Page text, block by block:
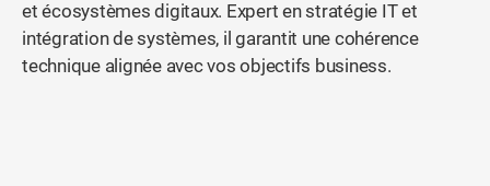
et écosystèmes digitaux. Expert en stratégie IT et
intégration de systèmes, il garantit une cohérence
technique alignée avec vos objectifs business.